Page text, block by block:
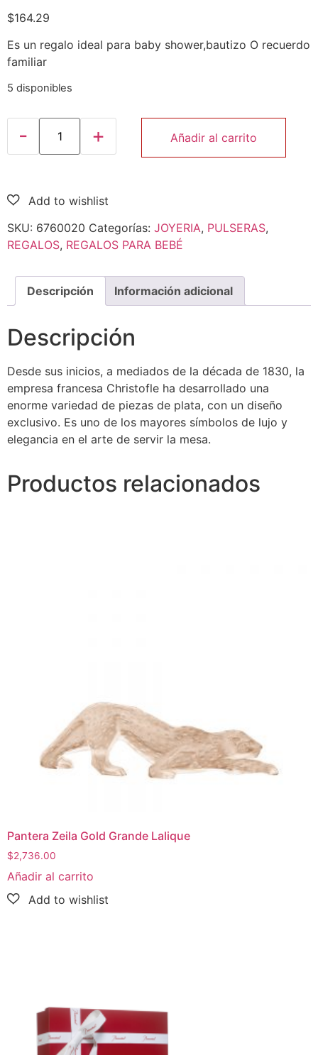
$164.29
Es un regalo ideal para baby shower,bautizo O recuerdo
familiar
5 disponibles
Añadir al carrito
SKU: 6760020 Categorías: JOYERIA, PULSERAS,
REGALOS, REGALOS PARA BEBÉ
Descripción Información adicional
Descripción
Desde sus inicios, a mediados de la década de 1830, la
empresa francesa Christofle ha desarrollado una
enorme variedad de piezas de plata, con un diseño
exclusivo. Es uno de los mayores símbolos de lujo y
elegancia en el arte de servir la mesa.
Productos relacionados
Pantera Zeila Gold Grande Lalique
$2,736.00
Añadir al carrito